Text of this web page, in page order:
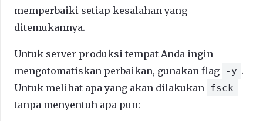
memperbaiki setiap kesalahan yang
ditemukannya.
Untuk server produksi tempat Anda ingin
mengotomatiskan perbaikan, gunakan flag
-y .
Untuk melihat apa yang akan dilakukan
fsck
tanpa menyentuh apa pun: